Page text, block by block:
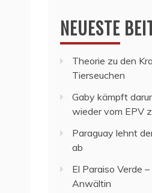
NEUESTE
Theorie zu den
Tierseuchen
Gaby kämpft
wieder vom EPV
Paraguay lehnt
ab
El Paraiso Verde
Anwältin